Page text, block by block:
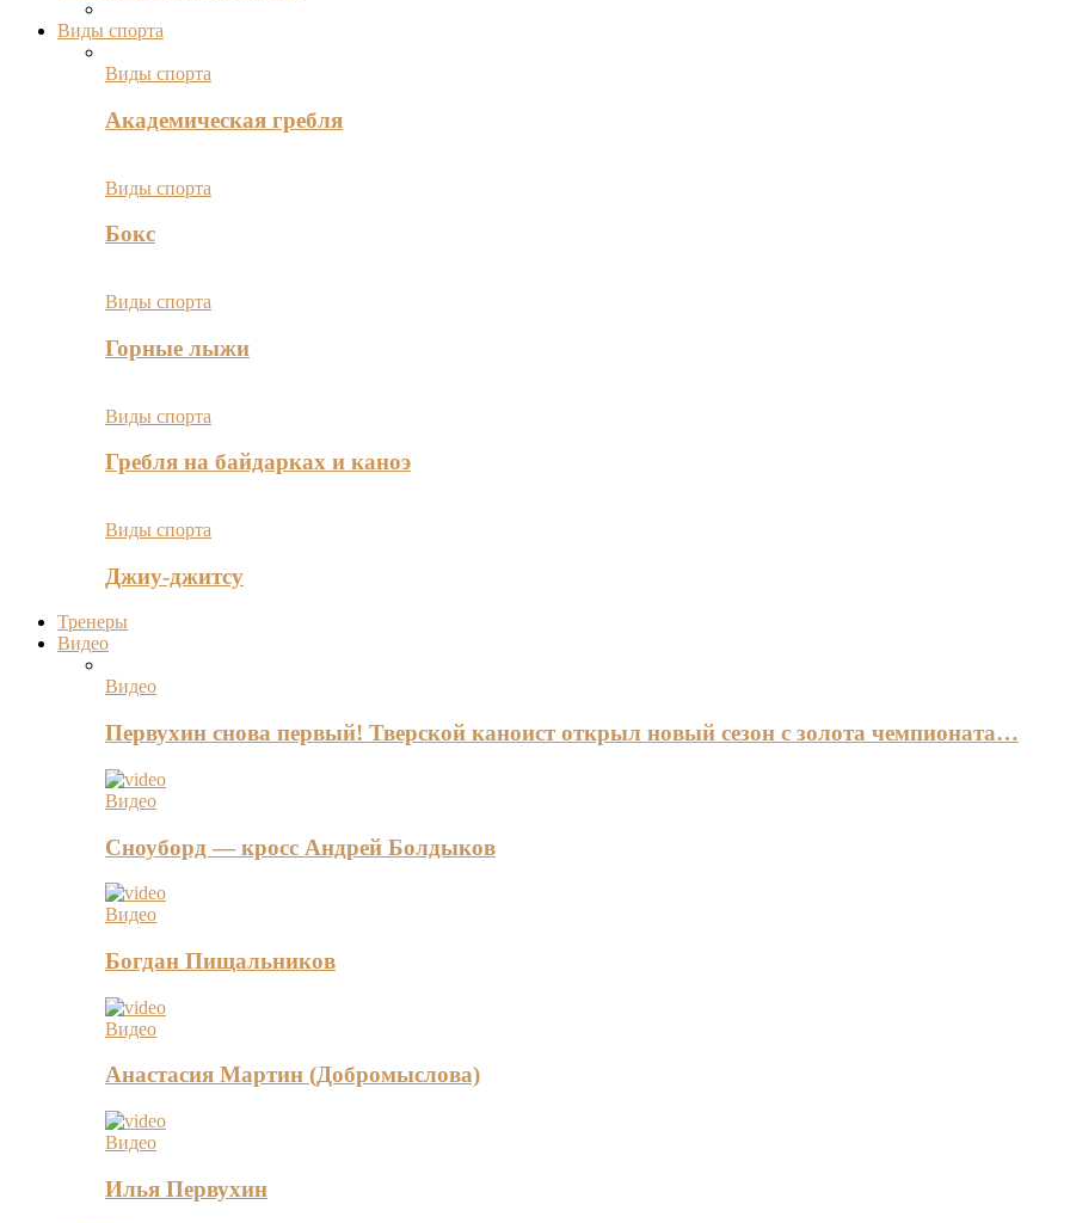
Виды спорта
Виды спорта
Академическая гребля
Виды спорта
Бокс
Виды спорта
Горные лыжи
Виды спорта
Гребля на байдарках и каноэ
Виды спорта
Джиу-джитсу
Тренеры
Видео
Видео
Первухин снова первый! Тверской каноист открыл новый сезон с золота чемпионата…
Видео
Сноуборд — кросс Андрей Болдыков
Видео
Богдан Пищальников
Видео
Анастасия Мартин (Добромыслова)
Видео
Илья Первухин